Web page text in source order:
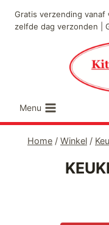
naar
Gratis verzending
zelfde dag verzonden |
Menu
Home / Winkel /